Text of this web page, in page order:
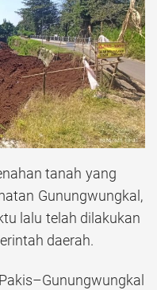
tanah yang
Gunungwungkal,
lalu telah dilakukan
daerah.